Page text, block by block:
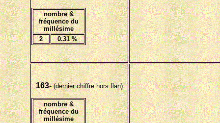
nombre &
fréquence du
millésime
2
0.31 %
163-(dernier chiffre hors flan)
nombre &
fréquence du
millésime